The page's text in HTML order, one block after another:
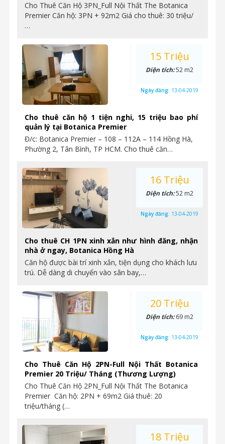
Cho Thuê Căn Hộ 3PN_Full Nội Thất The Botanica
Premier Căn hộ: 3PN + 92m2 Giá cho thuê: 30 triệu/
…
Cho thuê căn hộ 1 tiện nghi, 15 triệu bao phí
quản lý tại Botanica Premier
Đ/c: Botanica Premier – 108 – 112A – 114 Hồng Hà,
Phường 2, Tân Bình, TP HCM. Cho thuê căn…
15 Triệu
Diện tích:52 m2
Ngày đăng: 13-04-2019
Cho thuê CH 1PN xinh xắn như hình đăng, nhận
nhà ở ngay, Botanica Hồng Hà
Căn hộ được bài trí xinh xắn, tiện dụng cho khách lưu
trú. Dễ dàng di chuyển vào sân bay,…
16 Triệu
Diện tích:52 m2
Ngày đăng: 13-04-2019
Cho Thuê Căn Hộ 2PN-Full Nội Thất Botanica
Premier 20 Triệu/ Tháng (Thương Lượng)
Cho Thuê Căn Hộ 2PN_Full Nội Thất The Botanica
Premier Căn hộ: 2PN + 69m2 Giá thuê: 20
triệu/tháng (…
20 Triệu
Diện tích:69 m2
Ngày đăng: 13-04-2019
18 Triệu